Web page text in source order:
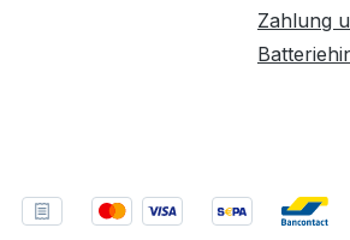
Zahlung